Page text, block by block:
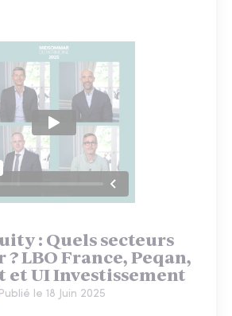
: Quels secteurs
LBO France, Peqan,
et UI Investissement
Publié le 18 Juin 2025